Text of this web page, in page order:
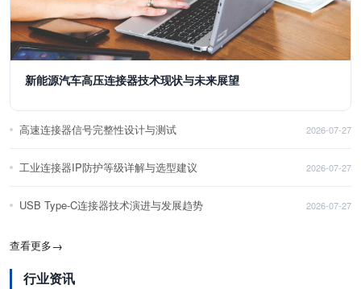
新能源汽车高压连接器技术现状与未来展望
高速连接器信号完整性设计与测试 2026-07-27
工业连接器IP防护等级详解与选型建议 2026-07-27
USB Type-C连接器技术演进与发展趋势 2026-07-27
查看更多→
行业资讯